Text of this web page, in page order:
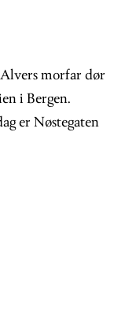
morfar dør
i Bergen.
er Nøstegaten